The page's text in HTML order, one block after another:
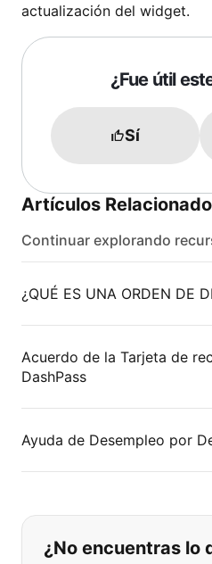
actualización del widget.
¿Fue útil
Sí
Artículos
Continuar explorando
¿QUÉ ES UNA ORDEN DE
Acuerdo de la Tarjeta de
DashPass
Ayuda de Desempleo por
Si no puede
¿No encuentras lo